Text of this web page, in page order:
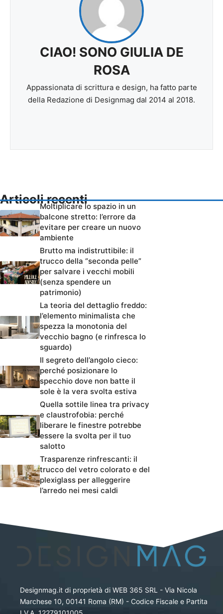
CIAO! SONO GIULIA DE
ROSA
Appassionata di scrittura e design, ha fatto parte
della Redazione di Designmag dal 2014 al 2018.
Articoli recenti
Moltiplicare lo spazio in un
balcone stretto: l’errore da
evitare per creare un nuovo
ambiente
Brutto ma indistruttibile: il
trucco della “seconda pelle”
per salvare i vecchi mobili
(senza spendere un
patrimonio)
La teoria del dettaglio freddo:
l’elemento minimalista che
spezza la monotonia del
vecchio bagno (e rinfresca lo
sguardo)
Il segreto dell’angolo cieco:
perché posizionare lo
specchio dove non batte il
sole è la vera svolta estiva
Quella sottile linea tra privacy
e claustrofobia: perché
liberare le finestre potrebbe
essere la svolta per il tuo
salotto
Trasparenze rinfrescanti: il
trucco del vetro colorato e del
plexiglass per alleggerire
l’arredo nei mesi caldi
Designmag.it di proprietà di WEB 365 SRL - Via Nicola
Marchese 10, 00141 Roma (RM) - Codice Fiscale e Partita